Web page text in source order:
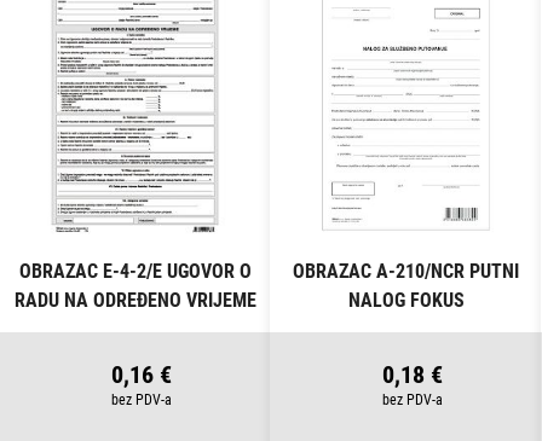
OBRAZAC E-4-2/E UGOVOR O
RADU NA ODREĐENO VRIJEME
FOKUS
0,16 €
OBRAZAC A-210/NCR PUTNI
NALOG FOKUS
0,18 €